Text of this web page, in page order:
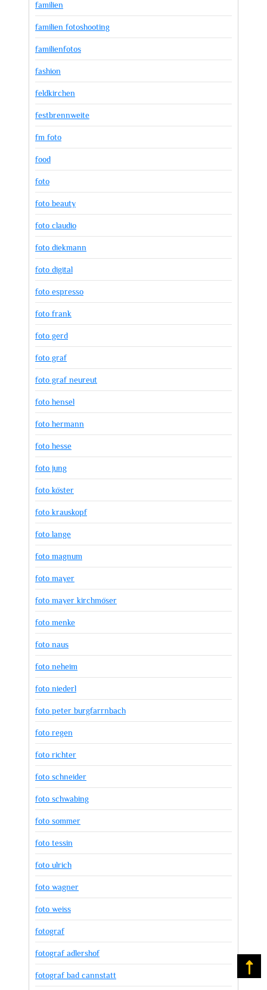
familien
familien fotoshooting
familienfotos
fashion
feldkirchen
festbrennweite
fm foto
food
foto
foto beauty
foto claudio
foto diekmann
foto digital
foto espresso
foto frank
foto gerd
foto graf
foto graf neureut
foto hensel
foto hermann
foto hesse
foto jung
foto köster
foto krauskopf
foto lange
foto magnum
foto mayer
foto mayer kirchmöser
foto menke
foto naus
foto neheim
foto niederl
foto peter burgfarrnbach
foto regen
foto richter
foto schneider
foto schwabing
foto sommer
foto tessin
foto ulrich
foto wagner
foto weiss
fotograf
fotograf adlershof
fotograf bad cannstatt